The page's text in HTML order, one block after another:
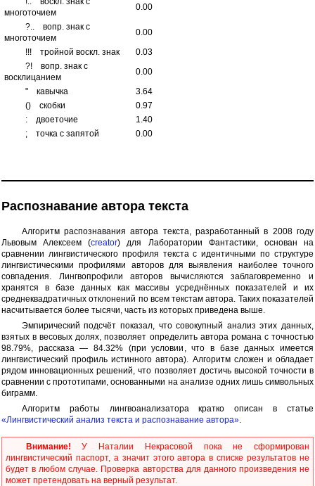
многоточием
0.00
?..
вопр. знак с
многоточием
0.00
!!!
тройной воскл. знак
0.03
?!
вопр. знак с
восклицанием
0.00
"
кавычка
3.64
()
скобки
0.97
:
двоеточие
1.40
;
точка с запятой 0.00
Распознавание автора текста
Алгоритм распознавания автора текста, разработанный в 2008 году
Львовым Алексеем (creator) для Лаборатории Фантастики, основан на
сравнении лингвистического профиля текста с идентичными по структуре
лингвистическими профилями авторов для выявления наиболее точного
совпадения. Лингвопрофили авторов вычисляются заблаговременно и
хранятся в базе данных как массивы усреднённых показателей и их
среднеквадратичных отклонений по всем текстам автора. Таких показателей
насчитывается более тысячи, часть из которых приведена выше.
Эмпирический подсчёт показал, что совокупный анализ этих данных,
взятых в весовых долях, позволяет определить автора романа с точностью
98.79%, рассказа — 84.32% (при условии, что в базе данных имеется
лингвистический профиль истинного автора). Алгоритм сложен и обладает
рядом инновационных решений, что позволяет достичь высокой точности в
сравнении с прототипами, основанными на анализе одних лишь символьных
биграмм.
Алгоритм работы лингвоанализатора кратко описан в статье
«Лингвистический анализ текста и распознавание автора».
Внимание! У Наталии Некрасовой пока не сформирован
лингвистический паспорт, а значит этого автора в списке результатов не
будет в любом случае. Проверка авторства для данного произведения не
может претендовать на верный результат.